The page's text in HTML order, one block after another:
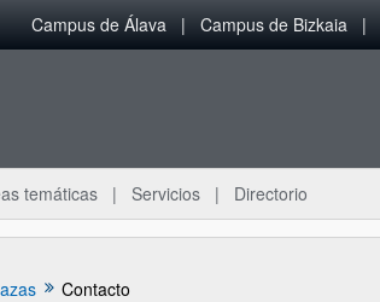
Campus de Álava Campus de Bizkaia
temáticas Servicios Directorio
Contacto